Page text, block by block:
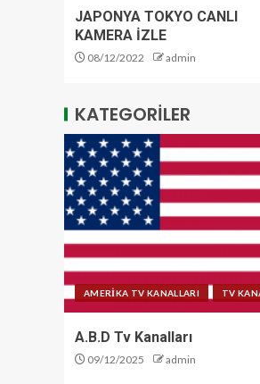
JAPONYA TOKYO CANLI
KAMERA İZLE
08/12/2022 admin
KATEGORİLER
AMERİKA TV KANALLARI TV
A.B.D Tv Kanalları
09/12/2025 admin